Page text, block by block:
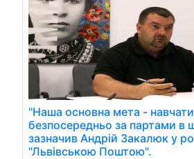
"Наша основна мета - навчати
безпосередньо за партами в
зазначив Андрій Закалюк у
"Львівською Поштою".